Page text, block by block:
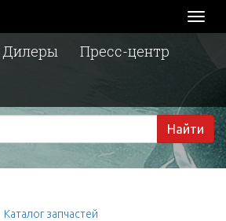
Дилеры
Пресс-центр
Найти
Каталог запчастей